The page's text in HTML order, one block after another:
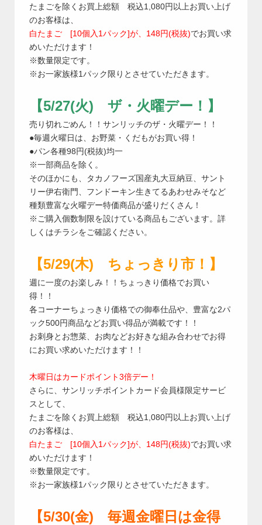
たまごを除くお買上総額 税込1,080円以上お買い上げ
のお客様は、
白たまご [10個入1パック]が、148円(税抜)でお買い求
めいただけます！
※数量限定です。
※お一家族様1パック限りとさせていただきます。
【5/27(火) ザ・火曜デー！】
売り切れごめん！！サンリッチのザ・火曜デー！！
●毎週火曜日は、お野菜・くだもがお買い得！
●パン各種98円(税抜)均一
※一部商品を除く。
そのほかにも、タカノフーズ国産丸大豆納豆、サント
リー伊右衛門、フンドーキン生きてるあわせみそなど
種類豊富な火曜デー特価商品が盛りだくさん！
※ご購入個数制限を設けている商品もございます。詳
しくはチラシをご確認ください。
【5/29(木) ちょっきり市！】
週に一度のお楽しみ！！ちょっきり価格でお買い
得！！
各コーナーちょっきり価格での御奉仕品や、豊富な2パ
ック500円商品などお買い得品が満載です！！
お刺身とお惣菜、お肉などお好きな組み合わせでお得
にお買い求めいただけます！！
木曜日はカードポイント3倍デー！
さらに、サンリッチポイントカード会員様限定サービ
スとして、
たまごを除くお買上総額 税込1,080円以上お買い上げ
のお客様は、
白たまご [10個入1パック]が、148円(税抜)でお買い求
めいただけます！
※数量限定です。
※お一家族様1パック限りとさせていただきます。
【5/30(金) 毎週金曜日は金得